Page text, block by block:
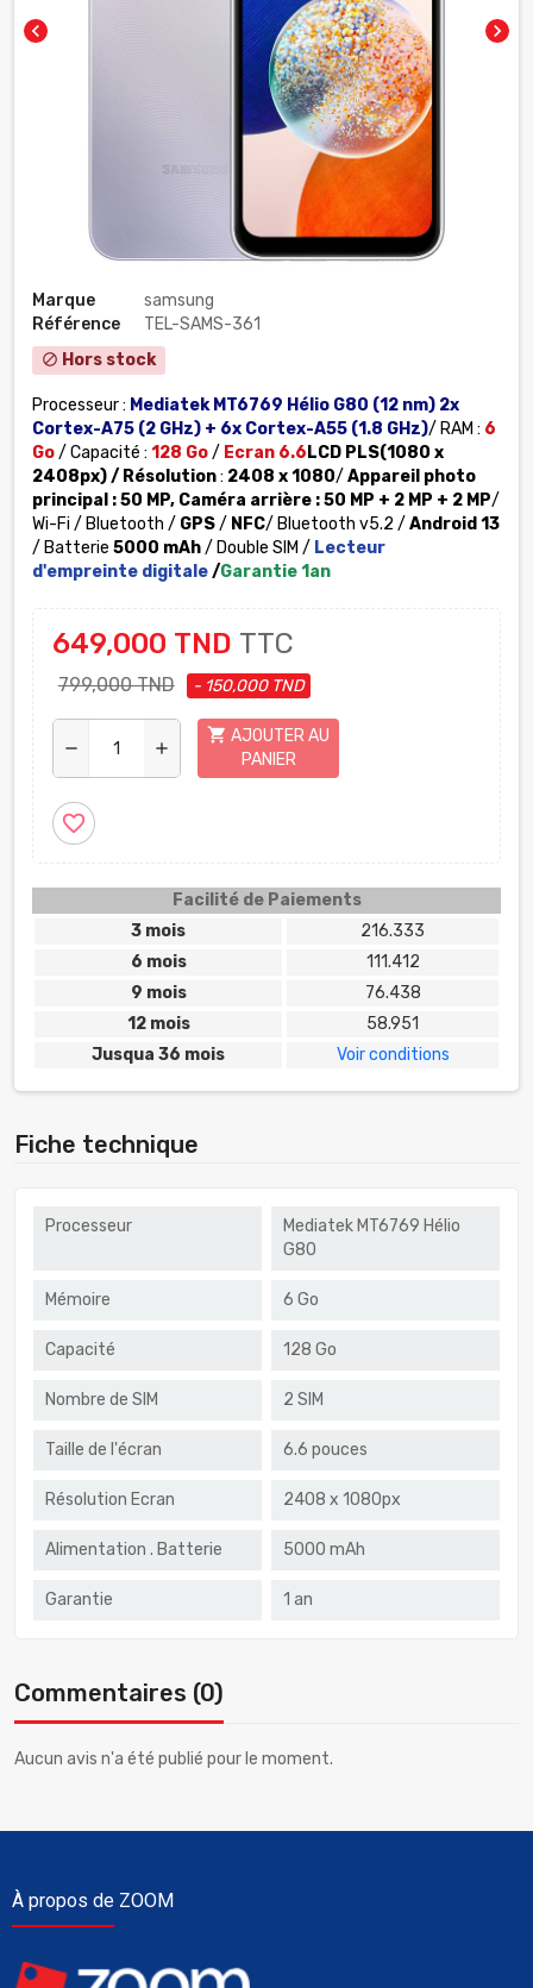
chevron_left chevron_right
Marque
samsung
Référence
TEL-SAMS-361
block Hors stock
Processeur : Mediatek MT6769 Hélio G80 (12 nm) 2x
Cortex-A75 (2 GHz) + 6x Cortex-A55 (1.8 GHz)/ RAM : 6
Go/ Capacité : 128 Go/ Ecran 6.6 LCD PLS(1080 x
2408px)/ Résolution: 2408 x 1080/ Appareil photo
principal :50 MP, Caméra arrière :50 MP + 2 MP + 2 MP/
Wi-Fi / Bluetooth / GPS/ NFC/ Bluetooth v5.2 / Android 13
/ Batterie 5000 mAh/ Double SIM / Lecteur
d'empreinte digitale/Garantie 1an
649,000 TND TTC
799,000 TND - 150,000 TND
remove add
shopping_cart AJOUTER AU
PANIER
favorite_border
Facilité de Paiements
3 mois
216.333
6 mois
111.412
9 mois
76.438
12 mois
58.951
Jusqua 36 mois
Voir conditions
Fiche technique
Processeur
Mediatek MT6769 Hélio
G80
Mémoire 6 Go
Capacité 128 Go
Nombre de SIM 2 SIM
Taille de l'écran 6.6 pouces
Résolution Ecran 2408 x 1080px
Alimentation . Batterie 5000 mAh
Garantie 1 an
Commentaires (0)
Aucun avis n'a été publié pour le moment.
À propos de ZOOM